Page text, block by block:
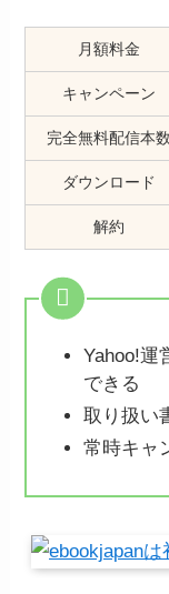
月額料金
キャンペーン
完全無料配信本数
ダウンロード
解約
Yahoo!運
できる
取り扱い
常時キャ